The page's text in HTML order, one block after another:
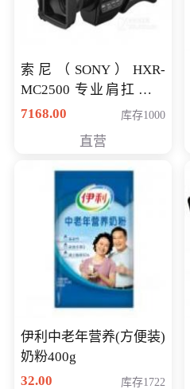
索尼（SONY）HXR-
MC2500 专业肩扛式存
储卡全高清摄录一体机
清入门级摄像机
7168.00 库存1000
直营
伊利中老年营养(方便装)
奶粉400g
32.00
库存1722